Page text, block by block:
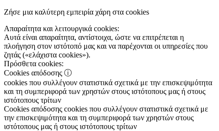
Ζήσε μια καλύτερη εμπειρία χάρη στα cookies
Απαραίτητα και λειτουργικά cookies:
Αυτά είναι απαραίτητα, αντίστοιχα, ώστε να επιτρέπεται η
πλοήγηση στον ιστότοπό μας και να παρέχονται οι υπηρεσίες που
ζητάς («ελάχιστα cookies»).
Πρόσθετα cookies:
Cookies απόδοσης ⓘ
cookies που συλλέγουν στατιστικά σχετικά με την επισκεψιμότητα
και τη συμπεριφορά των χρηστών στους ιστότοπους μας ή στους
ιστότοπους τρίτων
Cookies απόδοσης cookies που συλλέγουν στατιστικά σχετικά με
την επισκεψιμότητα και τη συμπεριφορά των χρηστών στους
ιστότοπους μας ή στους ιστότοπους τρίτων